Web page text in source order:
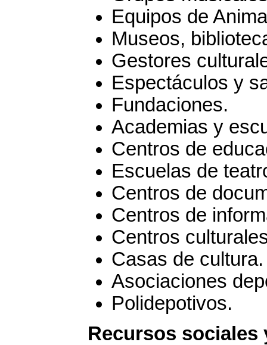
Equipos de
Museos,
Gestores
Espectáculos y
Fundaciones.
Academias y
Centros de
Escuelas de
Centros de
Centros de
Centros
Casas de cultura.
Asociaciones
Polidepotivos.
Recursos sociales